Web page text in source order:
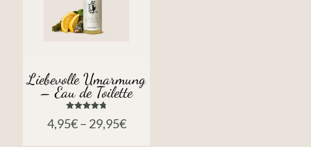
Liebevolle Umarmung
– Eau de Toilette
mit
4,95€– 29,95€